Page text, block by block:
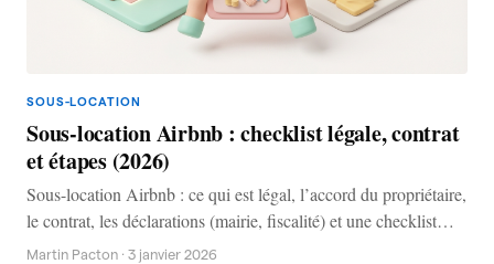
SOUS-LOCATION
Sous-location Airbnb : checklist légale, contrat
et étapes (2026)
Sous-location Airbnb : ce qui est légal, l’accord du propriétaire,
le contrat, les déclarations (mairie, fiscalité) et une checklist
opérationnelle pour éviter les risques. Spécial Paris : points de
Martin Pacton · 3 janvier 2026